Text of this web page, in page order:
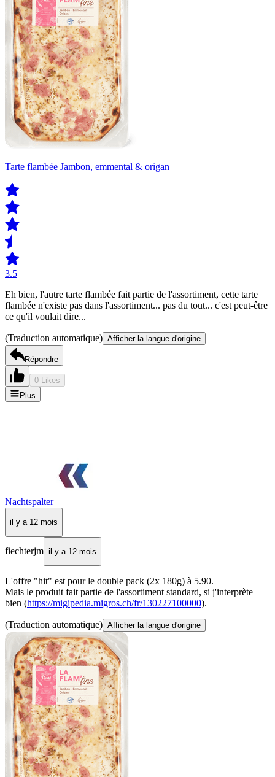
Tarte flambée Jambon, emmental & origan
3.5
Eh bien, l'autre tarte flambée fait partie de l'assortiment, cette tarte
flambée n'existe pas dans l'assortiment... pas du tout... c'est peut-être
ce qu'il voulait dire...
(Traduction automatique) Afficher la langue d'origine
Répondre
0 Likes
Plus
Nachtspalter
il y a 12 mois
fiechterjm il y a 12 mois
L'offre "hit" est pour le double pack (2x 180g) à 5.90.
Mais le produit fait partie de l'assortiment standard, si j'interprète
bien (https://migipedia.migros.ch/fr/130227100000).
(Traduction automatique) Afficher la langue d'origine